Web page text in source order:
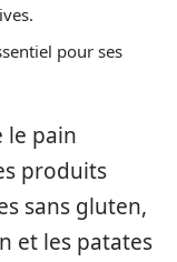
pour ses
le pain
produits
sans gluten,
et les patates